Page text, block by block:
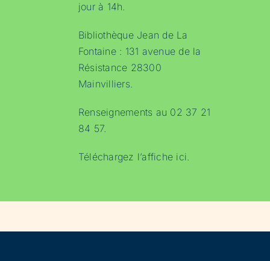
jour à 14h.
Bibliothèque Jean de La
Fontaine : 131 avenue de la
Résistance 28300
Mainvilliers.
Renseignements au 02 37 21
84 57.
Téléchargez l’affiche ici.